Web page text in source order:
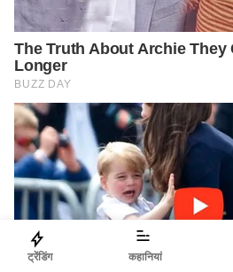
ट्रेंडिंग कहानियां